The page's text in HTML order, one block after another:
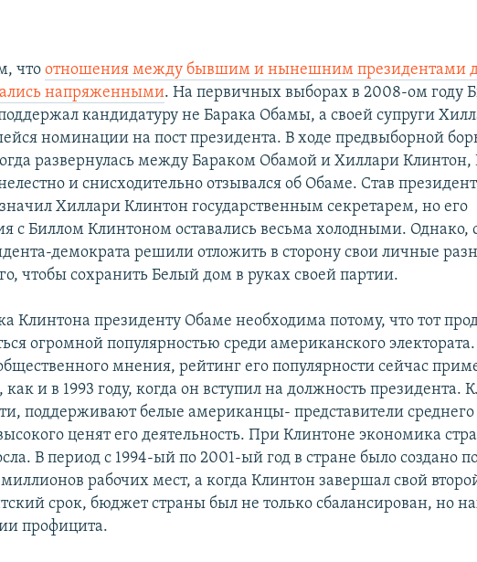
чтоотношения между бывшим и нынешним президентами
напряженными. На первичных выборах в 2008-ом году
кандидатуру не Барака Обамы, а своей супруги
номинации на пост президента. В ходе предвыборной
развернулась между Бараком Обамой и Хиллари Клинтон,
и снисходительно отзывался об Обаме. Став
Хиллари Клинтон государственным секретарем, но его
с Биллом Клинтоном оставались весьма холодными. Однако,
демократа решили отложить в сторону свои личные
чтобы сохранить Белый дом в руках своей партии.
Клинтона президенту Обаме необходима потому, что тот
огромной популярностью среди американского
мнения, рейтинг его популярности сейчас
и в 1993 году, когда он вступил на должность президента.
поддерживают белые американцы- представители среднего
ценят его деятельность. При Клинтоне экономика
В период с 1994-ый по 2001-ый год в стране было создано
рабочих мест, а когда Клинтон завершал свой
срок, бюджет страны был не только сбалансирован, но
профицита.